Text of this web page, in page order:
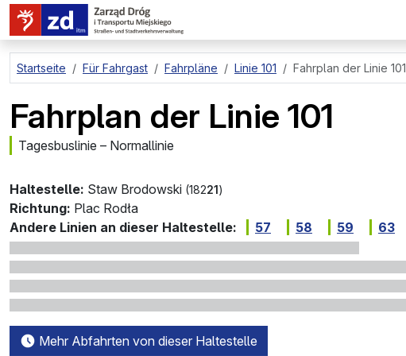
zum Hauptinhalt springen
Startseite Für Fahrgast Fahrpläne Linie 101 Fahrplan der Linie 101
Fahrplan der Linie 101
Tagesbuslinie – Normallinie
Haltestelle: Staw Brodowski (18221)
Richtung: Plac Rodła
Andere Linien an dieser Haltestelle:
57 58 59 63
Mehr Abfahrten von dieser Haltestelle